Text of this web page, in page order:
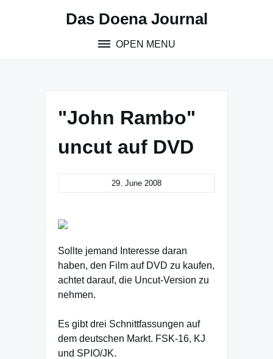
Das Doena Journal
OPEN MENU
"John Rambo"
uncut auf DVD
29. June 2008
Sollte jemand Interesse daran
haben, den Film auf DVD zu kaufen,
achtet darauf, die Uncut-Version zu
nehmen.
Es gibt drei Schnittfassungen auf
dem deutschen Markt. FSK-16, KJ
und SPIO/JK.